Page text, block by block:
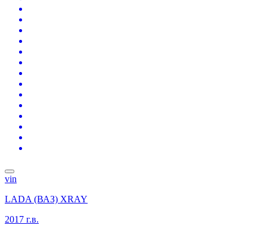
vin
LADA (ВАЗ) XRAY
2017 г.в.